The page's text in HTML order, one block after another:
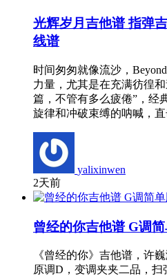
光辉岁月吉他谱 指弹
线谱
时间匆匆就像流沙，
力量，尤其是在充满彷徨
篇，不管有多么疲倦”，经
旋律和冲破束缚的呐喊，
yalixinwen
2天前
曾经的你吉他谱 G调
《曾经的你》吉他谱，许
原调D，变调夹夹二品，